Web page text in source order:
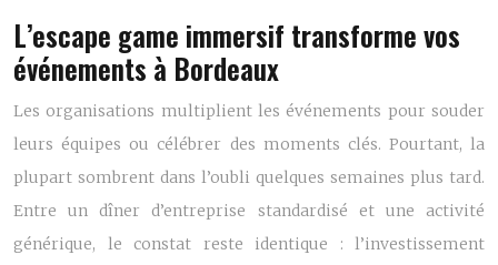
L’escape game immersif transforme vos
événements à Bordeaux
Les organisations multiplient les événements pour souder
leurs équipes ou célébrer des moments clés. Pourtant, la
plupart sombrent dans l’oubli quelques semaines plus tard.
Entre un dîner d’entreprise standardisé et une activité
générique, le constat reste identique : l’investissement